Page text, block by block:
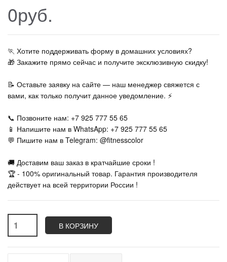
0руб.
🏃‍ Хотите поддерживать форму в домашних условиях?
🎁 Закажите прямо сейчас и получите эксклюзивную скидку!
📝 Оставьте заявку на сайте — наш менеджер свяжется с
вами, как только получит данное уведомление. ⚡
📞 Позвоните нам: +7 925 777 55 65
📱 Напишите нам в WhatsApp: +7 925 777 55 65
💬 Пишите нам в Telegram: @fitnesscolor
🚚 Доставим ваш заказ в кратчайшие сроки !
🏆 - 100% оригинальный товар. Гарантия производителя
действует на всей территории России !
В КОРЗИНУ